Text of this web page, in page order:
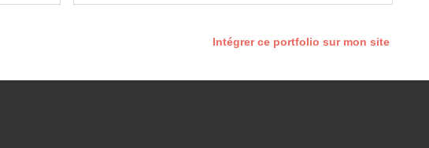
Intégrer ce portfolio sur mon site